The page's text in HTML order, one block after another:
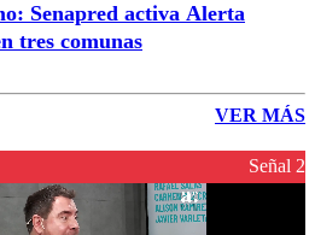
Senapred activa Alerta
tres comunas
VER MÁS
Señal 2